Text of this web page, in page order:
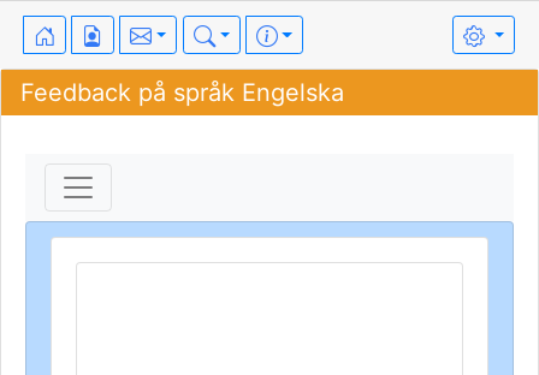
Feedback på språk Engelska